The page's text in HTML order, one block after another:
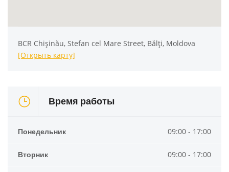
BCR Chișinău, Stefan cel Mare Street, Bălți, Moldova
[Открыть карту]
Время работы
Понедельник 09:00 - 17:00
Вторник 09:00 - 17:00